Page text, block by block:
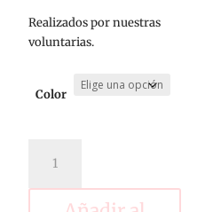
Realizados por nuestras
voluntarias.
Color
CABRAS
cantidad